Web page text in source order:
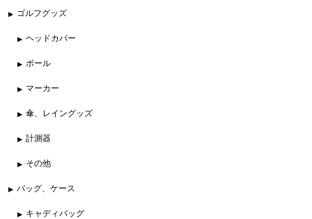
ゴルフグッズ
ヘッドカバー
ボール
マーカー
傘、レイングッズ
計測器
その他
バッグ、ケース
キャディバッグ